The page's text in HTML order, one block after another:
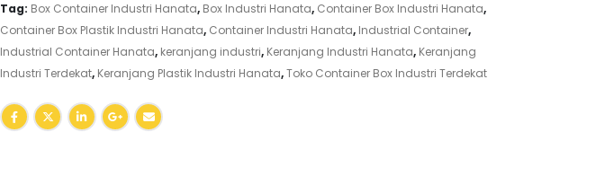
Tag: Box Container Industri Hanata, Box Industri Hanata, Container Box Industri Hanata,
Container Box Plastik Industri Hanata, Container Industri Hanata, Industrial Container,
Industrial Container Hanata, keranjang industri, Keranjang Industri Hanata, Keranjang
Industri Terdekat, Keranjang Plastik Industri Hanata,Toko Container Box Industri Terdekat